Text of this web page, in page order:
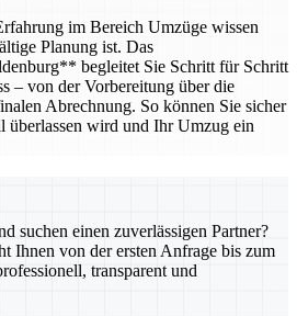
im Bereich Umzüge wissen
Planung ist. Das
begleitet Sie Schritt für Schritt
– von der Vorbereitung über die
Abrechnung. So können Sie sicher
überlassen wird und Ihr Umzug ein
suchen einen zuverlässigen Partner?
Ihnen von der ersten Anfrage bis zum
transparent und